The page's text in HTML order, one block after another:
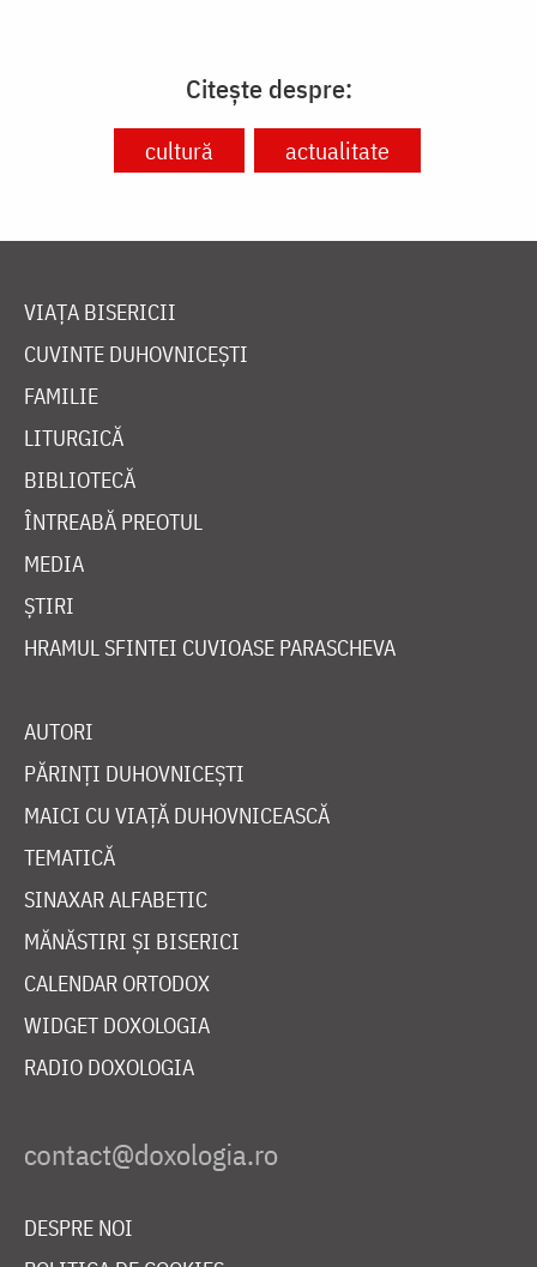
Citește despre:
cultură actualitate
VIAȚA BISERICII
CUVINTE DUHOVNICEȘTI
FAMILIE
LITURGICĂ
BIBLIOTECĂ
ÎNTREABĂ PREOTUL
MEDIA
ȘTIRI
HRAMUL SFINTEI CUVIOASE PARASCHEVA
AUTORI
PĂRINȚI DUHOVNICEȘTI
MAICI CU VIAȚĂ DUHOVNICEASCĂ
TEMATICĂ
SINAXAR ALFABETIC
MĂNĂSTIRI ȘI BISERICI
CALENDAR ORTODOX
WIDGET DOXOLOGIA
RADIO DOXOLOGIA
DESPRE NOI